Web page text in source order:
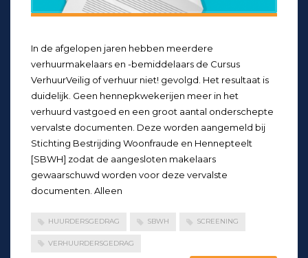
In de afgelopen jaren hebben meerdere
verhuurmakelaars en -bemiddelaars de Cursus
VerhuurVeilig of verhuur niet! gevolgd. Het resultaat is
duidelijk. Geen hennepkwekerijen meer in het
verhuurd vastgoed en een groot aantal onderschepte
vervalste documenten. Deze worden aangemeld bij
Stichting Bestrijding Woonfraude en Hennepteelt
[SBWH] zodat de aangesloten makelaars
gewaarschuwd worden voor deze vervalste
documenten. Alleen
HUURDERSGEDRAG SBWH SCREENING
VERHUURDERSGEDRAG